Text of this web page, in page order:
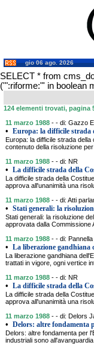
gio 06 ago. 2026
SELECT * from
('":riforme:"' in boolean
124 elementi trovati,
11 marzo 1988 - - di: Gazzo
• Europa: la difficile strada
Europa: la difficile strada
contenuto della risoluzione
11 marzo 1988 - - di: NR
• La difficile strada della
La difficile strada della
approva all'unanimità una
11 marzo 1988 - - di: Atti
• Stati generali: la
Stati generali: la risoluzione
approvata dalla Commissione
11 marzo 1988 - - di:
• La liberazione gandhiana
La liberazione gandhiana
trattati in vigore, ogni vertice
11 marzo 1988 - - di: NR
• La difficile strada della
La difficile strada della
approva all'unanimità una
11 marzo 1988 - - di: Delors
• Delors: altre fondamenta
Delors: altre fondamenta per
industriali sono